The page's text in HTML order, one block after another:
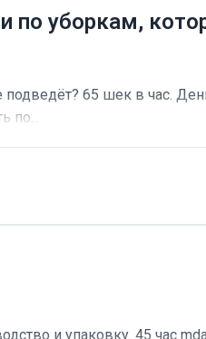
по уборкам,
65 шек в час.
по...
и упаковку. 45 час